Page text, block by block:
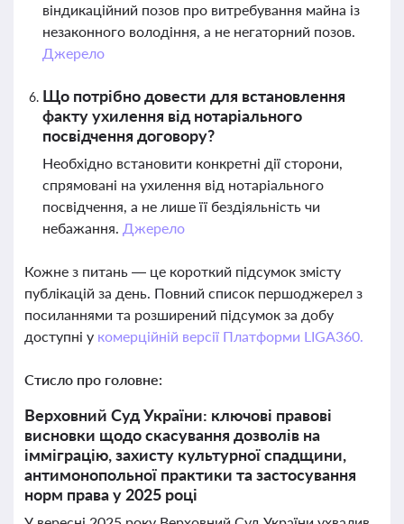
віндикаційний позов про витребування майна із
незаконного володіння, а не негаторний позов.
Джерело
Що потрібно довести для встановлення
факту ухилення від нотаріального
посвідчення договору?
Необхідно встановити конкретні дії сторони,
спрямовані на ухилення від нотаріального
посвідчення, а не лише її бездіяльність чи
небажання. Джерело
Кожне з питань — це короткий підсумок змісту
публікацій за день. Повний список першоджерел з
посиланнями та розширений підсумок за добу
доступні у комерційній версії Платформи LIGA360.
Стисло про головне:
Верховний Суд України: ключові правові
висновки щодо скасування дозволів на
імміграцію, захисту культурної спадщини,
антимонопольної практики та застосування
норм права у 2025 році